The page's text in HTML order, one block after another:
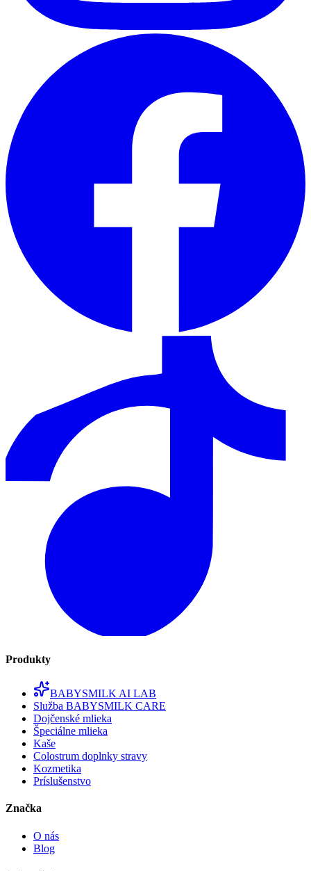
Produkty
BABYSMILK AI LAB
Služba BABYSMILK CARE
Dojčenské mlieka
Špeciálne mlieka
Kaše
Colostrum doplnky stravy
Kozmetika
Príslušenstvo
Značka
O nás
Blog